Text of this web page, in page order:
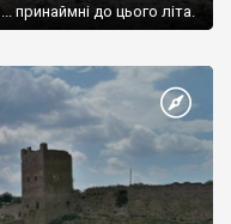
принаймні до цього літа.